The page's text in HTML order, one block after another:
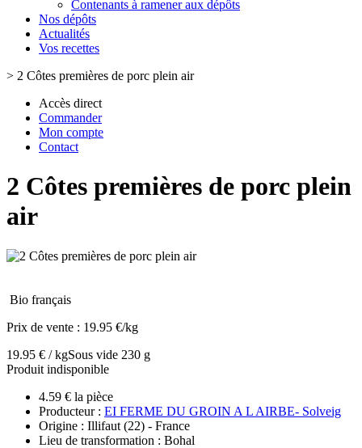
Contenants à ramener aux dépôts
Nos dépôts
Actualités
Vos recettes
> 2 Côtes premières de porc plein air
Accès direct
Commander
Mon compte
Contact
2 Côtes premières de porc plein
air
Bio français
Prix de vente : 19.95 €/kg
19.95 € / kgSous vide 230 g
Produit indisponible
4.59 € la pièce
Producteur : EI FERME DU GROIN A L AIRBE- Solveig
Origine : Illifaut (22) - France
Lieu de transformation : Bohal